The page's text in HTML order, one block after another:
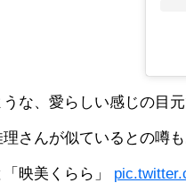
な、愛らしい感じの目元
さんが似ているとの噂
映美くらら」